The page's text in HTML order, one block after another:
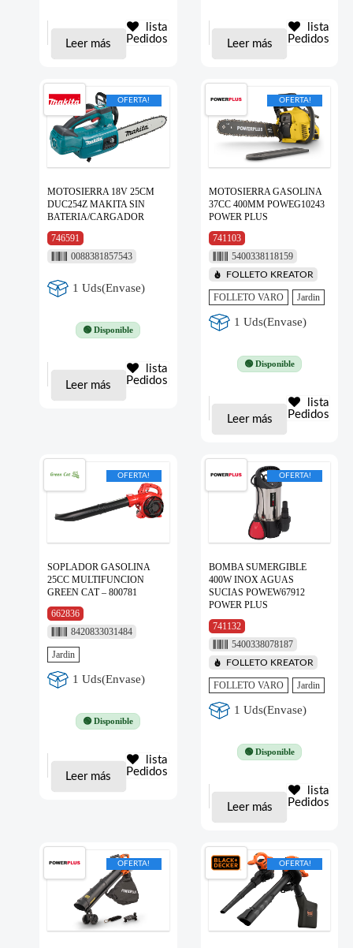
Leer más
lista
Pedidos
Leer más
lista
Pedidos
OFERTA!
MOTOSIERRA 18V 25CM
DUC254Z MAKITA SIN
BATERIA/CARGADOR
746591
0088381857543
1 Uds(Envase)
🟢 Disponible
Leer más
lista
Pedidos
OFERTA!
MOTOSIERRA GASOLINA
37CC 400MM POWEG10243
POWER PLUS
741103
5400338118159
FOLLETO KREATOR
FOLLETO VARO Jardin
1 Uds(Envase)
🟢 Disponible
Leer más
lista
Pedidos
OFERTA!
SOPLADOR GASOLINA
25CC MULTIFUNCION
GREEN CAT – 800781
662836
8420833031484
Jardin
1 Uds(Envase)
🟢 Disponible
Leer más
lista
Pedidos
OFERTA!
BOMBA SUMERGIBLE
400W INOX AGUAS
SUCIAS POWEW67912
POWER PLUS
741132
5400338078187
FOLLETO KREATOR
FOLLETO VARO Jardin
1 Uds(Envase)
🟢 Disponible
Leer más
lista
Pedidos
OFERTA! OFERTA!